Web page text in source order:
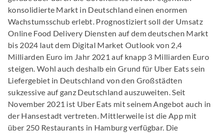
konsolidierte Markt in Deutschland einen enormen
Wachstumsschub erlebt. Prognostiziert soll der Umsatz
Online Food Delivery Diensten auf dem deutschen Markt
bis 2024 laut dem Digital Market Outlook von 2,4
Milliarden Euro im Jahr 2021 auf knapp 3 Milliarden Euro
steigen. Wohl auch deshalb ein Grund für Uber Eats sein
Liefergebiet in Deutschland von den Großstädten
sukzessive auf ganz Deutschland auszuweiten. Seit
November 2021 ist Uber Eats mit seinem Angebot auch in
der Hansestadt vertreten. Mittlerweile ist die App mit
über 250 Restaurants in Hamburg verfügbar. Die